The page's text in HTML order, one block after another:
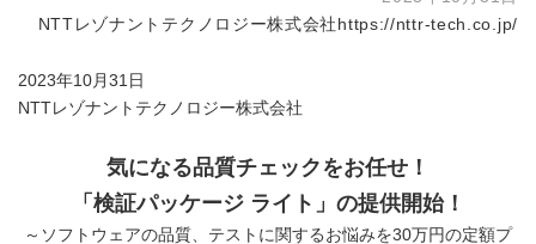
NTTレゾナントテクノロジー株式会社 https://nttr-tech.co.jp/
2023年10月31日
NTTレゾナントテクノロジー株式会社
気になる品質チェックをお任せ！
「検証パッケージ ライト」の提供開始！
～ソフトウェアの品質、テストに関するお悩みを30万円の定額プ